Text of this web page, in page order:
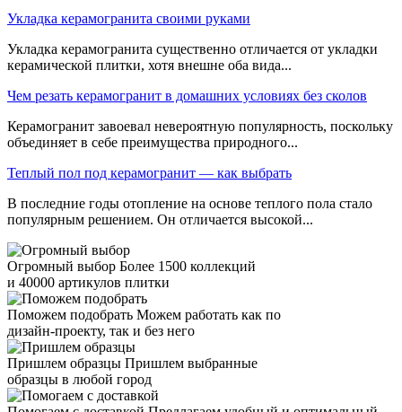
Укладка керамогранита своими руками
Укладка керамогранита существенно отличается от укладки
керамической плитки, хотя внешне оба вида...
Чем резать керамогранит в домашних условиях без сколов
Керамогранит завоевал невероятную популярность, поскольку
объединяет в себе преимущества природного...
Теплый пол под керамогранит — как выбрать
В последние годы отопление на основе теплого пола стало
популярным решением. Он отличается высокой...
Огромный выбор Более 1500 коллекций
и 40000 артикулов плитки
Поможем подобрать Можем работать как по
дизайн-проекту, так и без него
Пришлем образцы Пришлем выбранные
образцы в любой город